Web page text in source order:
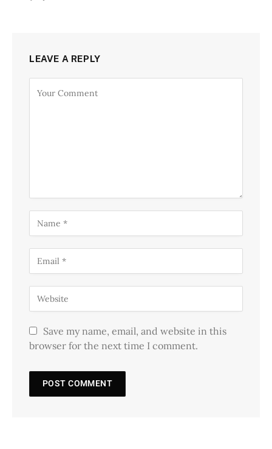
LEAVE A REPLY
Save my name, email, and website in this
browser for the next time I comment.